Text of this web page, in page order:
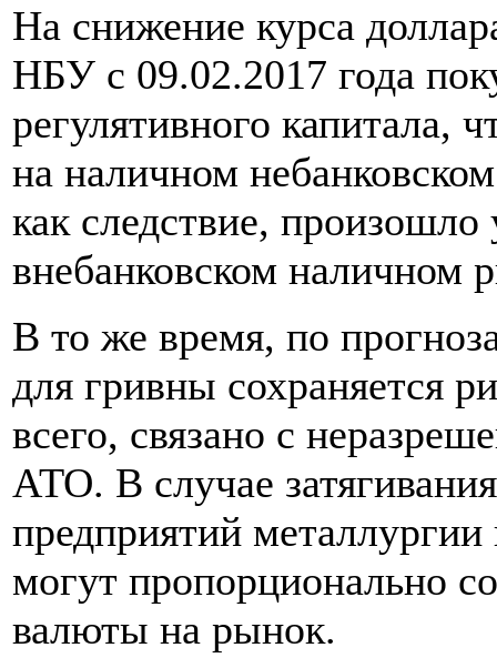
На снижение курса
НБУ с 09.02.2017 года
регулятивного капитала,
на наличном
как следствие,
внебанковском наличном
В то же время, по
для гривны сохраняется
всего, связано с
АТО. В случае
предприятий металлургии
могут пропорционально
валюты на рынок.